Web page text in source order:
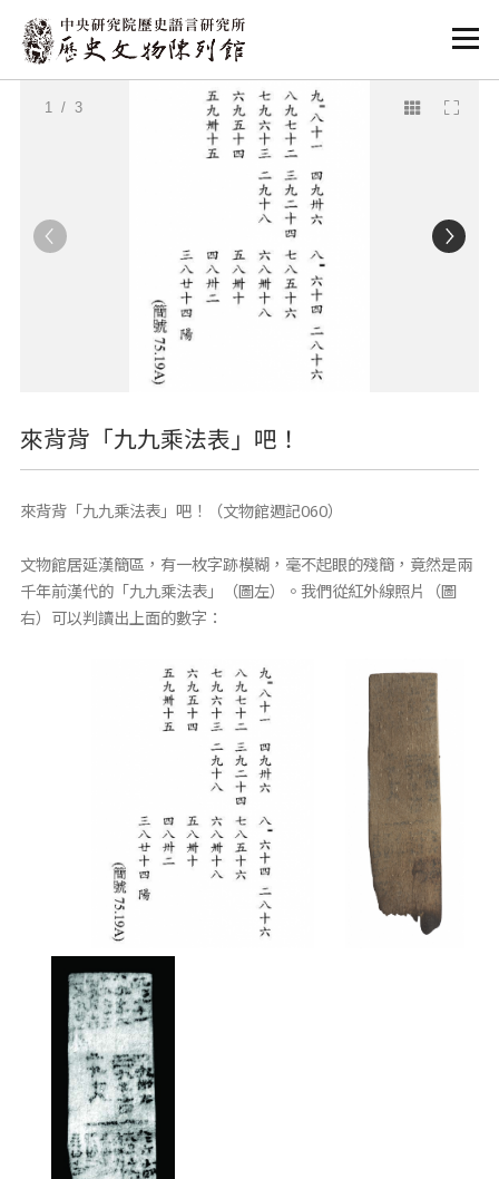
:::
:::
1/ 3
來背背「九九乘法表」吧！
來背背「九九乘法表」吧！（文物館週記060）
文物館居延漢簡區，有一枚字跡模糊，毫不起眼的殘簡，竟然是兩
千年前漢代的「九九乘法表」（圖左）。我們從紅外線照片（圖
右）可以判讀出上面的數字：